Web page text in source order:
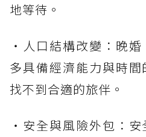
地等待。
・人口結構改變：晚
多具備經濟能力與時
找不到合適的旅伴。
・安全與風險外包：